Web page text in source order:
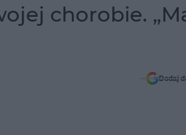
chorobie.
Dodaj